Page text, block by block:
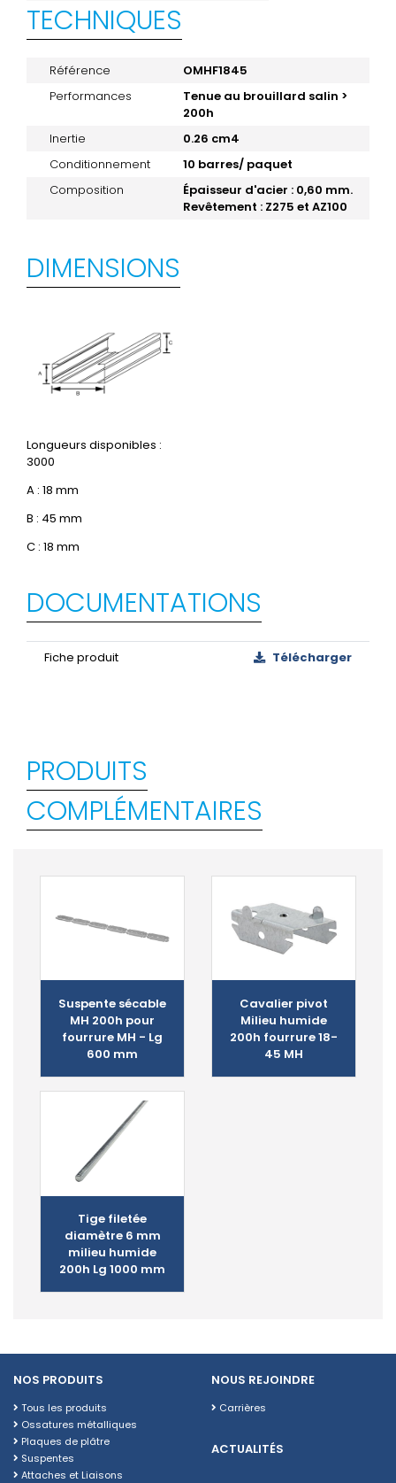
TECHNIQUES
Référence
OMHF1845
Performances
Tenue au brouillard salin >
200h
Inertie
0.26 cm4
Conditionnement
10 barres/ paquet
Composition
Épaisseur d'acier : 0,60 mm.
Revêtement : Z275 et AZ100
DIMENSIONS
Longueurs disponibles :
3000
A : 18 mm
B : 45 mm
C : 18 mm
DOCUMENTATIONS
Fiche produit Télécharger
PRODUITS
COMPLÉMENTAIRES
Suspente sécable
MH 200h pour
fourrure MH - Lg
600 mm
Cavalier pivot
Milieu humide
200h fourrure 18-
45 MH
Tige filetée
diamètre 6 mm
milieu humide
200h Lg 1000 mm
NOS PRODUITS
Tous les produits
Ossatures métalliques
Plaques de plâtre
Suspentes
Attaches et Liaisons
NOUS REJOINDRE
Carrières
ACTUALITÉS